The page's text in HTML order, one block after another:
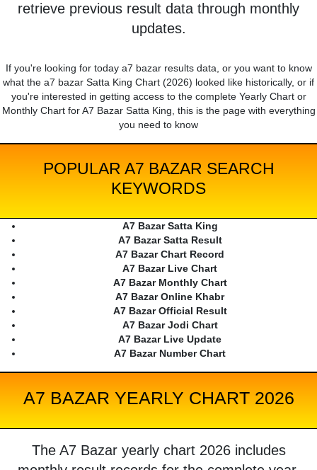
retrieve previous result data through monthly
updates.
If you're looking for today a7 bazar results data, or you want to know
what the a7 bazar Satta King Chart (2026) looked like historically, or if
you're interested in getting access to the complete Yearly Chart or
Monthly Chart for A7 Bazar Satta King, this is the page with everything
you need to know
POPULAR A7 BAZAR SEARCH
KEYWORDS
A7 Bazar Satta King
A7 Bazar Satta Result
A7 Bazar Chart Record
A7 Bazar Live Chart
A7 Bazar Monthly Chart
A7 Bazar Online Khabr
A7 Bazar Official Result
A7 Bazar Jodi Chart
A7 Bazar Live Update
A7 Bazar Number Chart
A7 BAZAR YEARLY CHART 2026
The A7 Bazar yearly chart 2026 includes